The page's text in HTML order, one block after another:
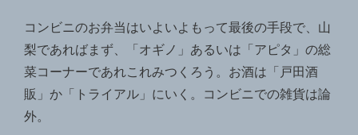
コンビニのお弁当はいよいよもって最後の手段で、山
梨であればまず、「オギノ」あるいは「アピタ」の総
菜コーナーであれこれみつくろう。お酒は「戸田酒
販」か「トライアル」にいく。コンビニでの雑貨は論
外。